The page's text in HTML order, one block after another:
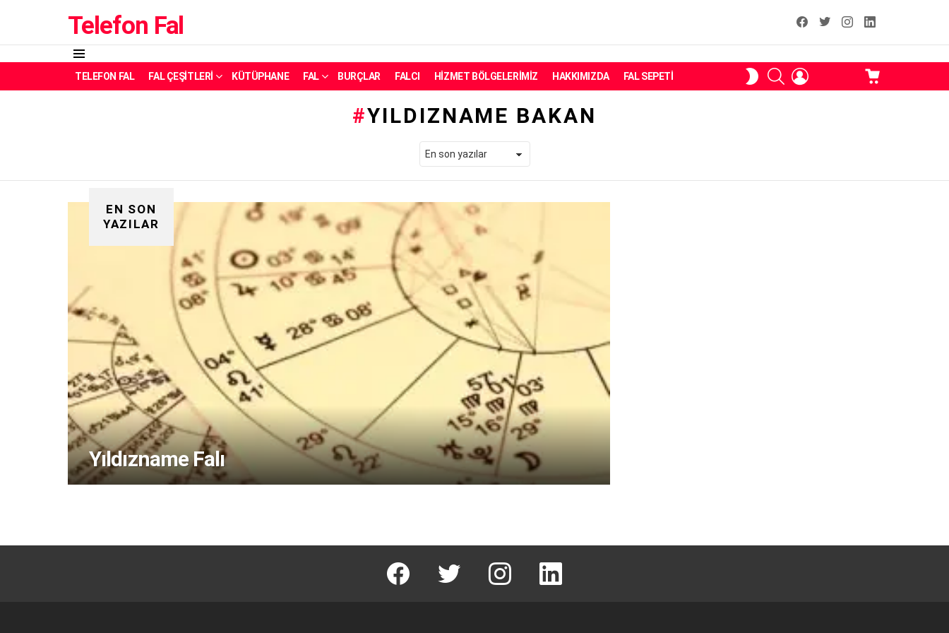
Telefon Fal facebook
T instagramLinkedin Fal
Menü
TELEFON FAL FAL ÇEŞITLERI KÜTÜPHANE FAL BURÇLAR FALCI HIZMET BÖLGELERIMIZ HAKKIMIZDA FAL SEPETI
SKIN
ANAHTARI
ARAMA
YILDIZNAME BAKAN
EN SON
YAZILAR
Yıldızname Falı
facebook T instagram Linkedin Fal